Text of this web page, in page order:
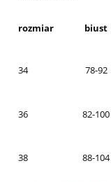
rozmiar biust
34 78-92
36 82-100
38 88-104